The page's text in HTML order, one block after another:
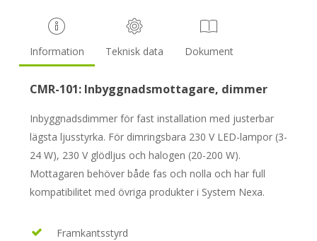
Information Teknisk data Dokument
CMR-101: Inbyggnadsmottagare, dimmer
Inbyggnadsdimmer för fast installation med justerbar
lägsta ljusstyrka. För dimringsbara 230 V LED-lampor (3-
24 W), 230 V glödljus och halogen (20-200 W).
Mottagaren behöver både fas och nolla och har full
kompatibilitet med övriga produkter i System Nexa.
Framkantsstyrd